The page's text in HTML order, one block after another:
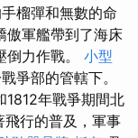
榴彈和無數的命
傲軍艦帶到了海床
力作戰。 小型
爭部的管轄下。
1812年戰爭期間北
飛行的普及，軍事